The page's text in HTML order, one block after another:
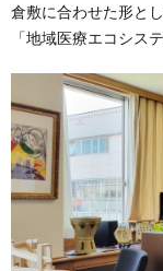
倉敷に合わせた形と
「地域医療エコシス